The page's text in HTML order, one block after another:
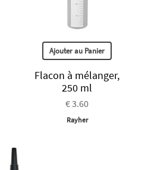
Ajouter au Panier
Flacon à mélanger,
250 ml
€ 3.60
Rayher